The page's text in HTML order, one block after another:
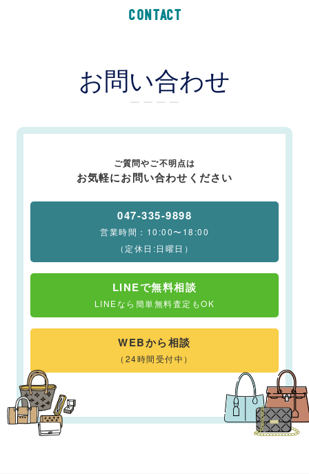
CONTACT
お問い合わせ
ー ー ー ー
ご質問やご不明点は
お気軽にお問い合わせください
047-335-9898
営業時間：10:00〜18:00
（定休日:日曜日）
LINEで無料相談
LINEなら簡単無料査定もOK
WEBから相談
（24時間受付中）